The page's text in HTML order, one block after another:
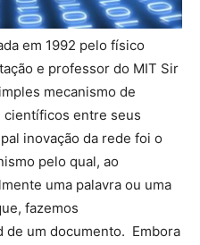
em 1992 pelo físico
e professor do MIT Sir
mecanismo de
entre seus
inovação da rede foi o
pelo qual, ao
uma palavra ou uma
fazemos
de um documento. Embora